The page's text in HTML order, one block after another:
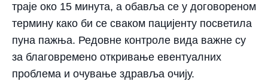
траје око 15 минута, а обавља се у договореном
термину како би се сваком пацијенту посветила
пуна пажња. Редовне контроле вида важне су
за благовремено откривање евентуалних
проблема и очување здравља очију.